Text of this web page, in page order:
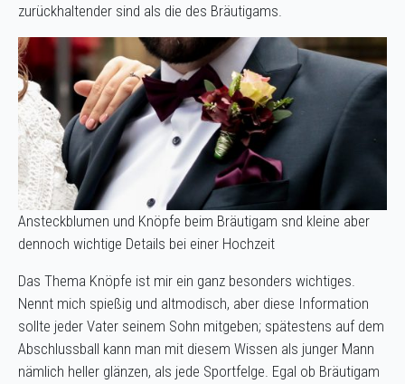
zurückhaltender sind als die des Bräutigams.
Ansteckblumen und Knöpfe beim Bräutigam snd kleine aber
dennoch wichtige Details bei einer Hochzeit
Das Thema Knöpfe ist mir ein ganz besonders wichtiges.
Nennt mich spießig und altmodisch, aber diese Information
sollte jeder Vater seinem Sohn mitgeben; spätestens auf dem
Abschlussball kann man mit diesem Wissen als junger Mann
nämlich heller glänzen, als jede Sportfelge. Egal ob Bräutigam